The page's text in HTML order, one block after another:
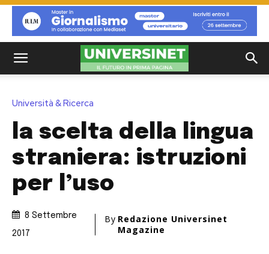
Università & Ricerca
la scelta della lingua
straniera: istruzioni
per l’uso
8 Settembre
2017
By Redazione Universinet
Magazine